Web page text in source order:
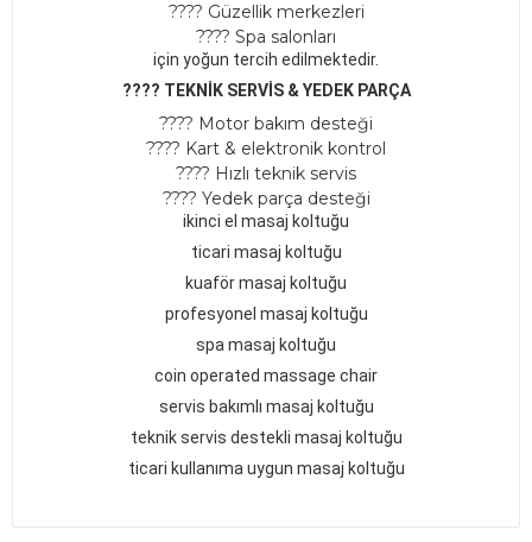
???? Güzellik merkezleri
???? Spa salonları
için yoğun tercih edilmektedir.
???? TEKNİK SERVİS & YEDEK PARÇA
???? Motor bakım desteği
???? Kart & elektronik kontrol
???? Hızlı teknik servis
???? Yedek parça desteği
ikinci el masaj koltuğu
ticari masaj koltuğu
kuaför masaj koltuğu
profesyonel masaj koltuğu
spa masaj koltuğu
coin operated massage chair
servis bakımlı masaj koltuğu
teknik servis destekli masaj koltuğu
ticari kullanıma uygun masaj koltuğu